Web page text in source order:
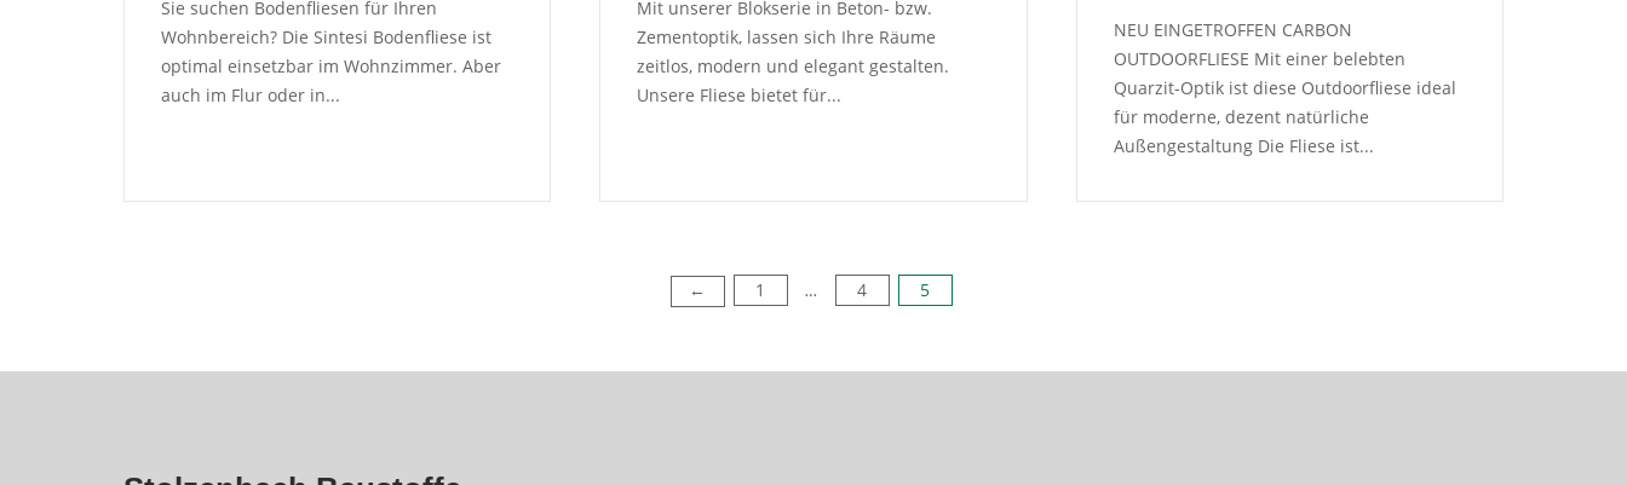
Sie suchen Bodenfliesen für Ihren
Wohnbereich? Die Sintesi Bodenfliese ist
optimal einsetzbar im Wohnzimmer. Aber
auch im Flur oder in...
Mit unserer Blokserie in Beton- bzw.
Zementoptik, lassen sich Ihre Räume
zeitlos, modern und elegant gestalten.
Unsere Fliese bietet für...
NEU EINGETROFFEN CARBON
OUTDOORFLIESE Mit einer belebten
Quarzit-Optik ist diese Outdoorfliese ideal
für moderne, dezent natürliche
Außengestaltung Die Fliese ist...
← 1 … 4 5